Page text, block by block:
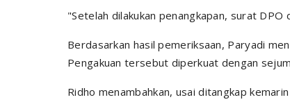
"Setelah dilakukan penangkapan, surat
Berdasarkan hasil pemeriksaan, Paryadi
Pengakuan tersebut diperkuat dengan
Ridho menambahkan, usai ditangkap